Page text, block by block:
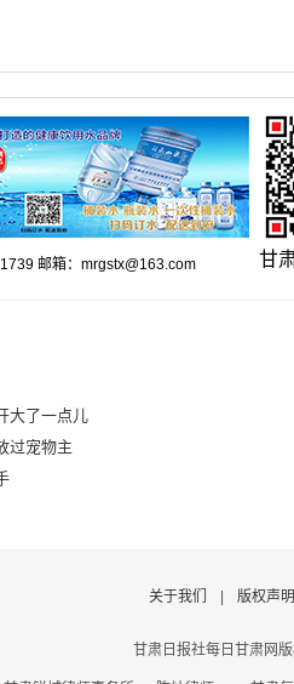
邮箱：mrgstx@163.com 甘
大了一点儿
过宠物主
关于我们 版权声明
甘肃日报社每日甘肃网